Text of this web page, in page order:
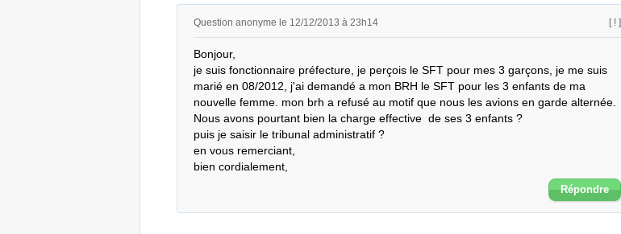
Question anonyme le 12/12/2013 à 23h14 [ ! ]
Bonjour,
je suis fonctionnaire préfecture, je perçois le SFT pour mes 3 garçons, je me suis
marié en 08/2012, j'ai demandé a mon BRH le SFT pour les 3 enfants de ma
nouvelle femme. mon brh a refusé au motif que nous les avions en garde alternée.
Nous avons pourtant bien la charge effective  de ses 3 enfants ?
puis je saisir le tribunal administratif ?
en vous remerciant,
bien cordialement,
Répondre